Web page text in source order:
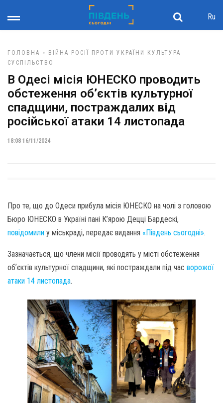
Ru
ГОЛОВНА » ВІЙНА РОСІЇ ПРОТИ УКРАЇНИ
КУЛЬТУРА
СУСПІЛЬСТВО
В Одесі місія ЮНЕСКО проводить
обстеження обʼєктів культурної
спадщини, постраждалих від
російської атаки 14 листопада
18:08 16/11/2024
Про те, що до Одеси прибула місія ЮНЕСКО на чолі з головою
Бюро ЮНЕСКО в Україні пані К’ярою Децці Бардескі,
повідомили у міськраді, передає видання «Південь сьогодні».
Зазначається, що члени місії проводять у місті обстеження
обʼєктів культурної спадщини, які постраждали під час ворожої
атаки 14 листопада.